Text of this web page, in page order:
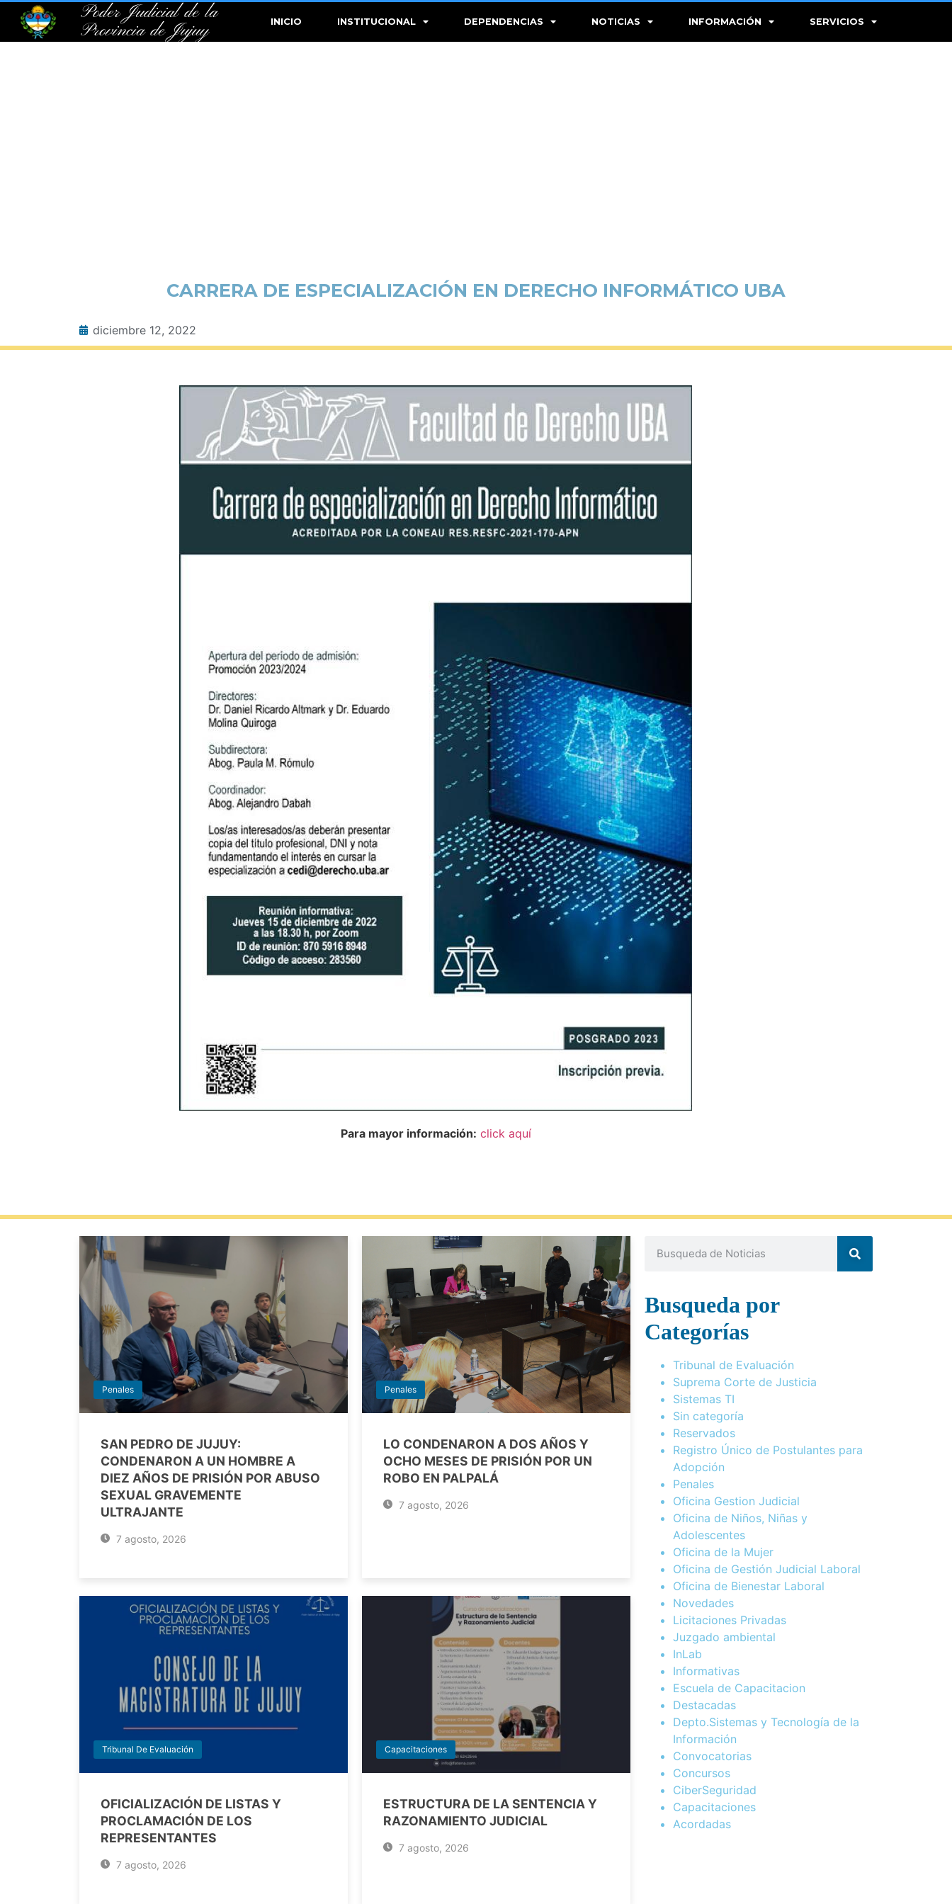
Poder Judicial de la
Provincia de Jujuy
INICIO INSTITUCIONAL DEPENDENCIAS NOTICIAS INFORMACIÓN SERVICIOS
CARRERA DE ESPECIALIZACIÓN EN DERECHO INFORMÁTICO UBA
diciembre 12, 2022
Para mayor información: click aquí
Penales
SAN PEDRO DE JUJUY:
CONDENARON A UN HOMBRE A
DIEZ AÑOS DE PRISIÓN POR ABUSO
SEXUAL GRAVEMENTE
ULTRAJANTE
7 agosto, 2026
Penales
LO CONDENARON A DOS AÑOS Y
OCHO MESES DE PRISIÓN POR UN
ROBO EN PALPALÁ
7 agosto, 2026
Tribunal De Evaluación
OFICIALIZACIÓN DE LISTAS Y
PROCLAMACIÓN DE LOS
REPRESENTANTES
7 agosto, 2026
Capacitaciones
ESTRUCTURA DE LA SENTENCIA Y
RAZONAMIENTO JUDICIAL
7 agosto, 2026
Busqueda por
Categorías
Tribunal de Evaluación
Suprema Corte de Justicia
Sistemas TI
Sin categoría
Reservados
Registro Único de Postulantes para
Adopción
Penales
Oficina Gestion Judicial
Oficina de Niños, Niñas y
Adolescentes
Oficina de la Mujer
Oficina de Gestión Judicial Laboral
Oficina de Bienestar Laboral
Novedades
Licitaciones Privadas
Juzgado ambiental
InLab
Informativas
Escuela de Capacitacion
Destacadas
Depto.Sistemas y Tecnología de la
Información
Convocatorias
Concursos
CiberSeguridad
Capacitaciones
Acordadas